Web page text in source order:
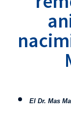
El Dr. Mas